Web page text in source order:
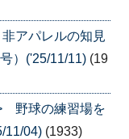
アパレルの知見
）('25/11/11) (19
野球の練習場を
11/04) (1933)